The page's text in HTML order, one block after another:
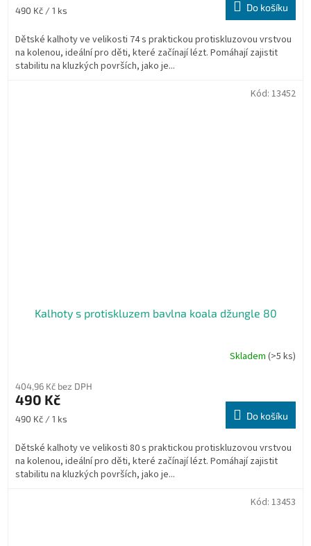
z
hvězdiček.
Měrná
490 Kč / 1 ks Do košíku
Dětské kalhoty ve velikosti 74 s praktickou protiskluzovou vrstvou
na kolenou, ideální pro děti, které začínají lézt. Pomáhají zajistit
stabilitu na kluzkých površích, jako je...
Kalhoty s protiskluzem bavlna koala džungle 80
Skladem (>5 ks)
404,96 Kč bez DPH
490 Kč
Měrná
490 Kč / 1 ks Do košíku
Dětské kalhoty ve velikosti 80 s praktickou protiskluzovou vrstvou
na kolenou, ideální pro děti, které začínají lézt. Pomáhají zajistit
stabilitu na kluzkých površích, jako je...
Kód: 13452
Kód: 13453